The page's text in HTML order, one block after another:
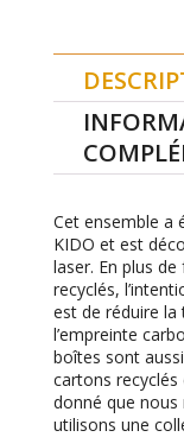
Cet ensemble a
KIDO et est
laser. En plus
recyclés,
est de réduire la
l’empreinte
boîtes sont
cartons
donné que nous
utilisons une